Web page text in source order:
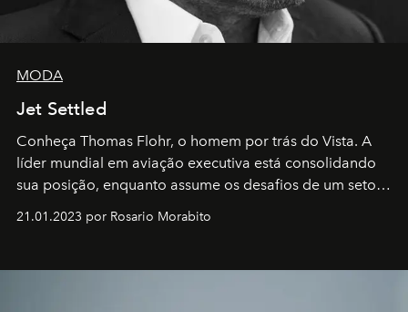
MODA
Jet Settled
Conheça Thomas Flohr, o homem por trás do Vista. A
líder mundial em aviação executiva está consolidando
sua posição, enquanto assume os desafios de um setor
21.01.2023 por Rosario Morabito